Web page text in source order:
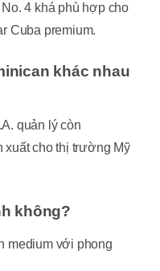
4 khá phù hợp cho
Cuba premium.
khác nhau
quản lý còn
xuất cho thị trường Mỹ
không?
medium với phong